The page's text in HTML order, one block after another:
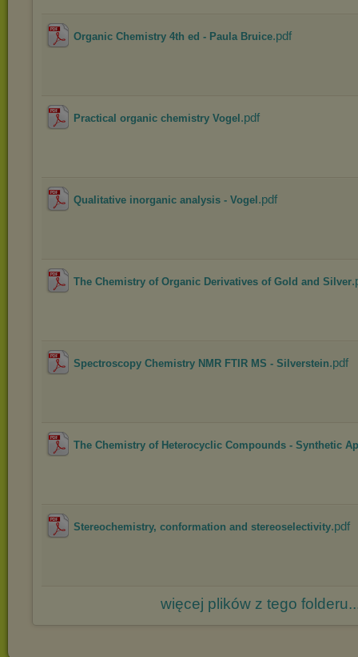
Organic Chemistry 4th ed - Paula Bruice.pdf
Practical organic chemistry Vogel .pdf
Qualitative inorganic analysis - Vogel .pdf
The Chemistry of Organic Derivatives of Gold and Silver
Spectroscopy Chemistry NMR FTIR MS - Silverstein.pdf
The Chemistry of Heterocyclic Compounds - Synthetic
Stereochemistry, conformation and stereoselectivity.pdf
więcej plików z tego